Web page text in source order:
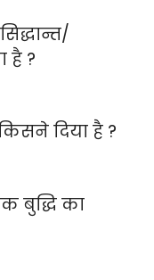
है ?
किसने दिया है ?
बुद्धि का